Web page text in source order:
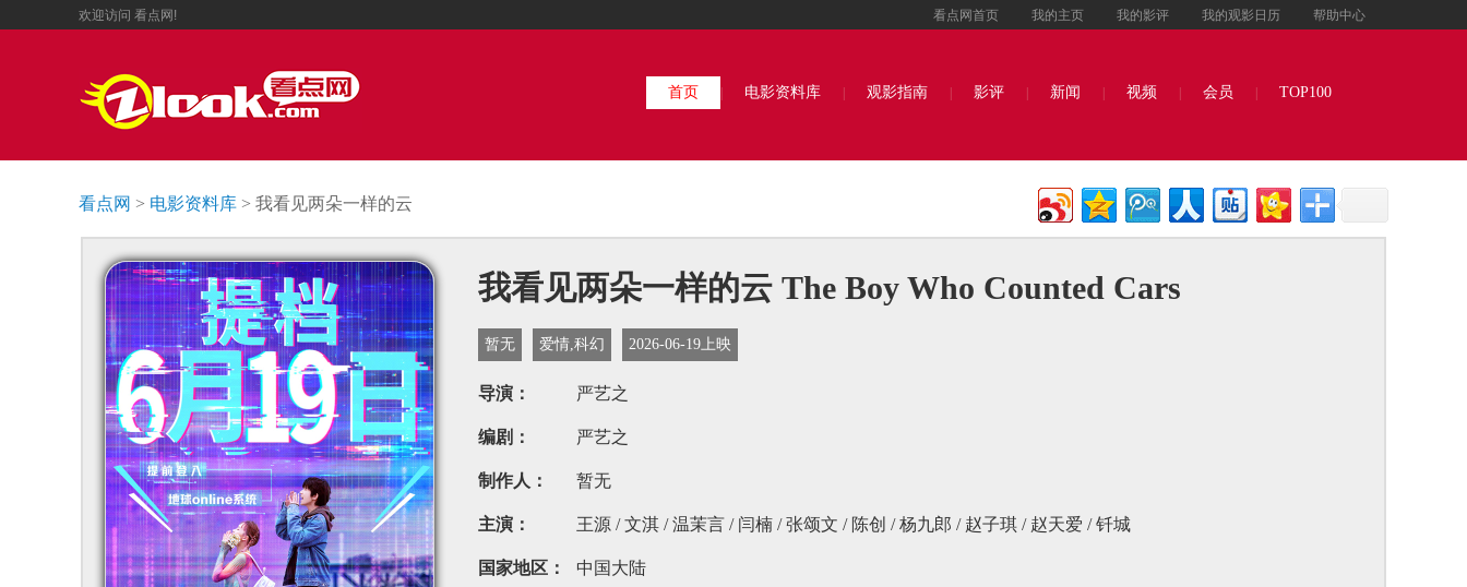
欢迎访问 看点网! 看点网首页 我的主页 我的影评 我的观影日历 帮助中心
首页 电影资料库 观影指南 影评 新闻 视频 会员 TOP100
看点网 > 电影资料库 > 我看见两朵一样的云
我看见两朵一样的云 The Boy Who Counted Cars
暂无 爱情,科幻 2026-06-19上映
导演： 严艺之
编剧： 严艺之
制作人： 暂无
主演： 王源 / 文淇 / 温茉言 / 闫楠 / 张颂文 / 陈创 / 杨九郎 / 赵子琪 / 赵天爱 / 钎城
国家地区： 中国大陆